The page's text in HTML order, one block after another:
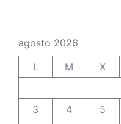
agosto 2026
L
M X
3
4 5